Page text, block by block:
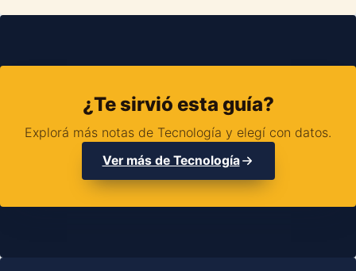
¿Te sirvió esta guía?
Explorá más notas de Tecnología y elegí con datos.
Ver más de Tecnología